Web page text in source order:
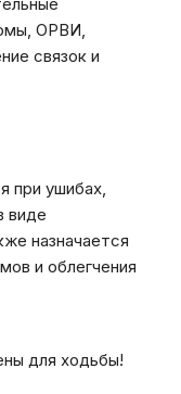
ОРВИ,
связок и
при ушибах,
виде
назначается
и облегчения
для ходьбы!